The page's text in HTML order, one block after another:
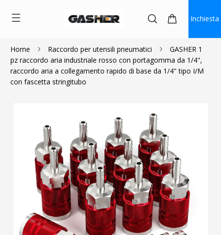
Inchiesta
Home Raccordo per utensili pneumatici
GASHER 1
pz raccordo aria industriale rosso con portagomma da 1/4",
raccordo aria a collegamento rapido di base da 1/4" tipo I/M
con fascetta stringitubo
$5.50 $2.50